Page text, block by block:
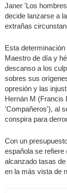
Janer 'Los
decide lanzarse a
extrañas
Esta
Maestro de día y
descanso a los
sobres sus
opresión y las
Hernán M (Francis
'Compañeros'), al
conspira para
Con un
española se refiere
alcanzado tasas
en la más vista de